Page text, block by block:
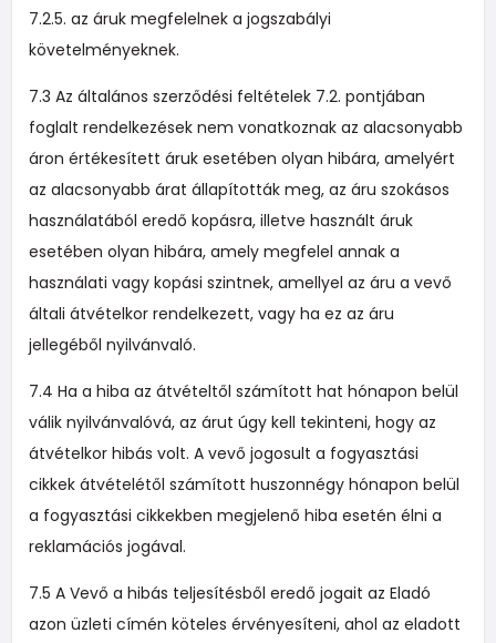
7.2.5. az áruk megfelelnek a jogszabályi
követelményeknek.
7.3 Az általános szerződési feltételek 7.2. pontjában
foglalt rendelkezések nem vonatkoznak az alacsonyabb
áron értékesített áruk esetében olyan hibára, amelyért
az alacsonyabb árat állapították meg, az áru szokásos
használatából eredő kopásra, illetve használt áruk
esetében olyan hibára, amely megfelel annak a
használati vagy kopási szintnek, amellyel az áru a vevő
általi átvételkor rendelkezett, vagy ha ez az áru
jellegéből nyilvánvaló.
7.4 Ha a hiba az átvételtől számított hat hónapon belül
válik nyilvánvalóvá, az árut úgy kell tekinteni, hogy az
átvételkor hibás volt. A vevő jogosult a fogyasztási
cikkek átvételétől számított huszonnégy hónapon belül
a fogyasztási cikkekben megjelenő hiba esetén élni a
reklamációs jogával.
7.5 A Vevő a hibás teljesítésből eredő jogait az Eladó
azon üzleti címén köteles érvényesíteni, ahol az eladott